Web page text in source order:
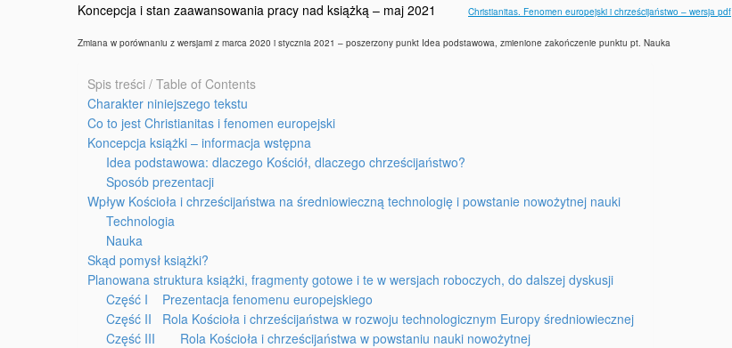
Koncepcja i stan zaawansowania pracy nad książką – maj 2021 Christianitas. Fenomen europejski i chrześcijaństwo – wersja pdf
Zmiana w porównaniu z wersjami z marca 2020 i stycznia 2021 – poszerzony punkt Idea podstawowa, zmienione zakończenie punktu pt. Nauka
Spis treści / Table of Contents
Charakter niniejszego tekstu
Co to jest Christianitas i fenomen europejski
Koncepcja książki – informacja wstępna
Idea podstawowa: dlaczego Kościół, dlaczego chrześcijaństwo?
Sposób prezentacji
Wpływ Kościoła i chrześcijaństwa na średniowieczną technologię i powstanie nowożytnej nauki
Technologia
Nauka
Skąd pomysł książki?
Planowana struktura książki, fragmenty gotowe i te w wersjach roboczych, do dalszej dyskusji
Część I Prezentacja fenomenu europejskiego
Część II Rola Kościoła i chrześcijaństwa w rozwoju technologicznym Europy średniowiecznej
Część III Rola Kościoła i chrześcijaństwa w powstaniu nauki nowożytnej